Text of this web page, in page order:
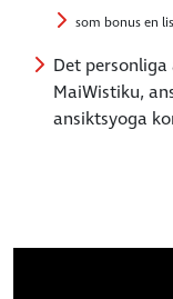
som bonus en
Det
MaiWistiku,
ansiktsyoga